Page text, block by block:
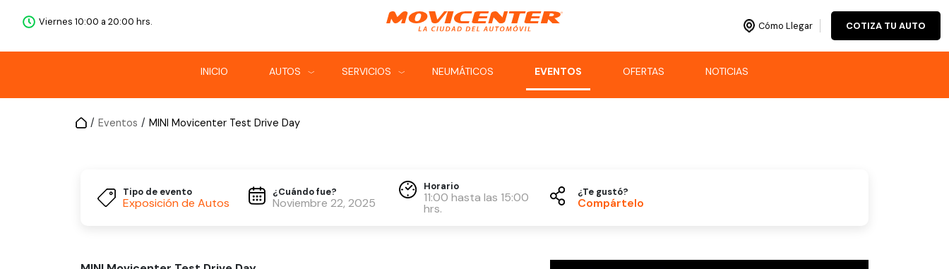
Viernes 10:00 a 20:00 hrs. Cómo Llegar COTIZA TU AUTO
INICIO AUTOS‹ SERVICIOS‹ NEUMÁTICOS EVENTOS OFERTAS NOTICIAS
/ Eventos / MINI Movicenter Test Drive Day
Tipo de evento
Exposición de Autos
¿Cuándo fue?
Noviembre 22, 2025
Horario
11:00 hasta las 15:00
hrs.
¿Te gustó?
Compártelo